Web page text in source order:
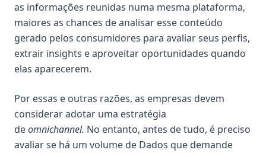
as informações reunidas numa mesma plataforma,
maiores as chances de analisar esse conteúdo
gerado pelos consumidores para avaliar seus perfis,
extrair insights e aproveitar oportunidades quando
elas aparecerem.
Por essas e outras razões, as empresas devem
considerar adotar uma estratégia
deomnichannel. No entanto, antes de tudo, é preciso
avaliar se há um volume de Dados que demande